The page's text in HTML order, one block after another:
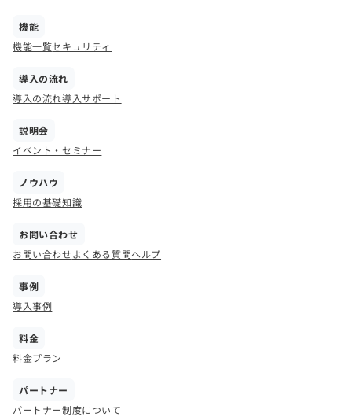
機能
機能一覧セキュリティ
導入の流れ
導入の流れ導入サポート
説明会
イベント・セミナー
ノウハウ
採用の基礎知識
お問い合わせ
お問い合わせよくある質問ヘルプ
事例
導入事例
料金
料金プラン
パートナー
パートナー制度について